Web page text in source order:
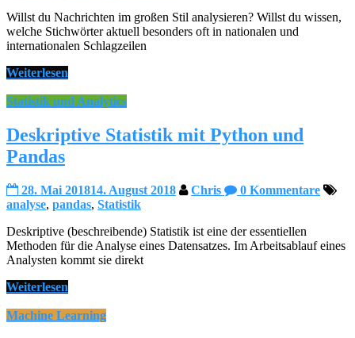
Willst du Nachrichten im großen Stil analysieren? Willst du wissen,
welche Stichwörter aktuell besonders oft in nationalen und
internationalen Schlagzeilen
Weiterlesen
Statistik und Analytics
Deskriptive Statistik mit Python und
Pandas
28. Mai 201814. August 2018 Chris
0 Kommentare
analyse, pandas, Statistik
Deskriptive (beschreibende) Statistik ist eine der essentiellen
Methoden für die Analyse eines Datensatzes. Im Arbeitsablauf eines
Analysten kommt sie direkt
Weiterlesen
Machine Learning